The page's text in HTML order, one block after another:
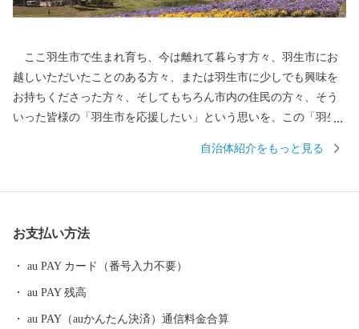
ここ羽生市で生まれ育ち、今は離れて暮らす方々、羽生市にお
越しいただいたことのある方々、または羽生市に少しでも興味を
お持ちくださった方々、そしてもちろん市内の住民の方々、そう
いった皆様の「羽生市を応援したい」という思いを、この「羽生
させてください。ふるさと羽生の応援を、心よりお待ちしていま
るお問合せ先】 羽生市ふるさと納税サポートセンター T
自治体紹介をもっと見る
お支払い方法
au PAY カード（番号入力不要）
au PAY 残高
au PAY（auかんたん決済）通信料金合算